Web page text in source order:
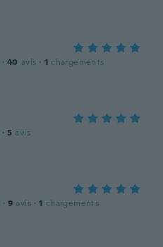
· 40 avis · 1 chargements
· 5 avis
· 9 avis · 1 chargements